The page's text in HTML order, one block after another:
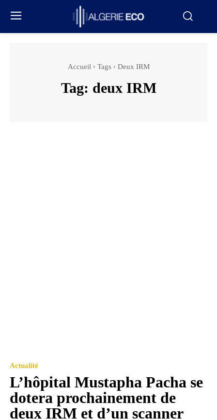
Accueil Tags Deux IRM
Tag: deux IRM
Actualité
L’hôpital Mustapha Pacha se
dotera prochainement de
deux IRM et d’un scanner